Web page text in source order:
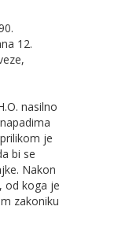
12.
nasilno
je
bi se
Nakon
od koga je
zakoniku